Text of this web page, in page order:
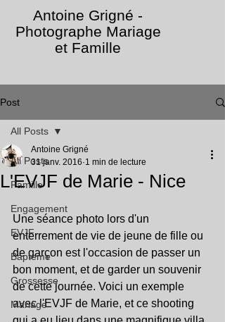
Antoine Grigné -
Photographe Mariage
et Famille
Post
All Posts
Famille
Engagement
EVJF
Bapteme
Grossesse
Mariage
All Posts
L'EVJF de Marie - Nice
Antoine Grigné
31 janv. 2016 1 min de lecture
Une séance photo lors d'un
enterrement de vie de jeune de fille ou
de garçon est l'occasion de passer un
bon moment, et de garder un souvenir
de cette journée. Voici un exemple
avec l'EVJF de Marie, et ce shooting